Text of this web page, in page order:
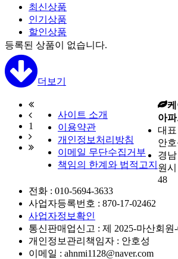
최신상품
인기상품
할인상품
등록된 상품이 없습니다.
더보기
1
사이트 소개
이용약관
개인정보처리방침
이메일 무단수집거부
책임의 한계와 법적고지
케
아
대표
안호
경
원
48
전화 : 010-5694-3633
사업자등록번호 : 870-17-02462
사업자정보확인
통신판매업신고 : 제 2025-마산회원-
개인정보관리책임자 : 안호성
이메일 : ahnmi1128@naver.com